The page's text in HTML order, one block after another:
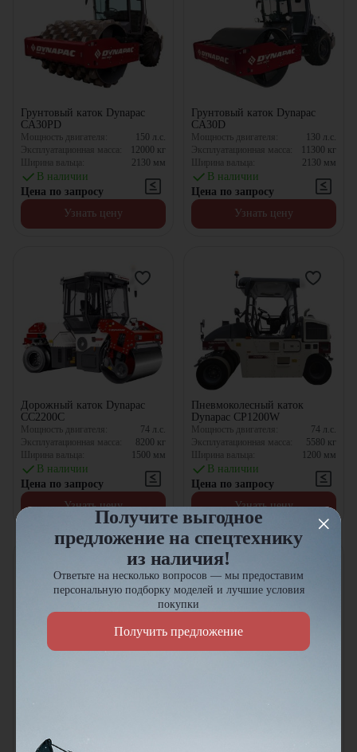
Грунтовый каток Dynapac
CA30PD
Мощность двигателя: 150 л.с.
Эксплуатационная масса:
12000 кг
Ширина вальца:
2130 мм
В наличии
Цена по запросу
Узнать цену
Грунтовый каток Dynapac
CA30D
Мощность двигателя: 130 л.с.
Эксплуатационная масса:
11300 кг
Ширина вальца:
2130 мм
В наличии
Цена по запросу
Узнать цену
Дорожный каток Dynapac
CC2200C
Мощность двигателя: 74 л.с.
Эксплуатационная масса:
8200 кг
Ширина вальца:
1500 мм
В наличии
Цена по запросу
Узнать цену
Пневмоколесный каток
Dynapac CP1200W
Мощность двигателя: 74 л.с.
Эксплуатационная масса:
5580 кг
Ширина вальца:
1200 мм
В наличии
Цена по запросу
Узнать цену
Ширина вальца:
Получите выгодное
предложение на спецтехнику
из наличия!
Ответьте на несколько вопросов — мы предоставим
персональную подборку моделей и лучшие условия
покупки
Получить предложение